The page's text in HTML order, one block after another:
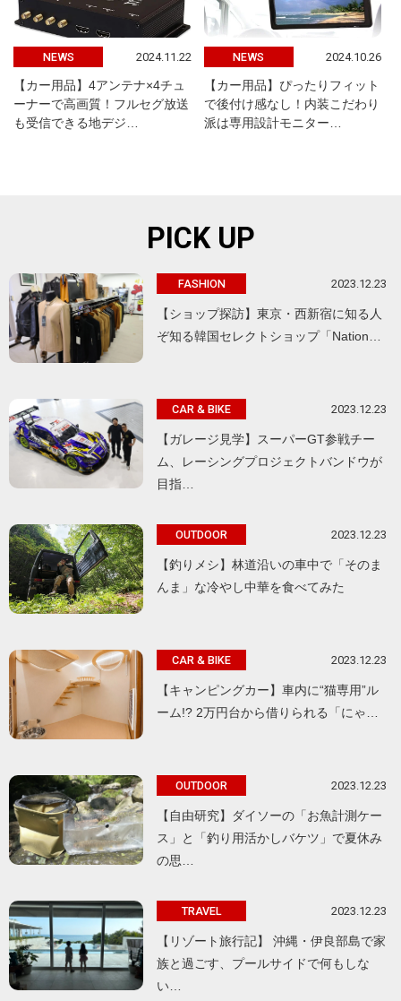
NEWS 2024.11.22
【カー用品】4アンテナ×4チュ
ーナーで高画質！フルセグ放送
も受信できる地デジ…
NEWS 2024.10.26
【カー用品】ぴったりフィット
で後付け感なし！内装こだわり
派は専用設計モニター…
PICK UP
FASHION 2023.12.23
【ショップ探訪】東京・西新宿に知る人
ぞ知る韓国セレクトショップ「Nation…
CAR & BIKE 2023.12.23
【ガレージ見学】スーパーGT参戦チー
ム、レーシングプロジェクトバンドウが
目指…
OUTDOOR 2023.12.23
【釣りメシ】林道沿いの車中で「そのま
んま」な冷やし中華を食べてみた
CAR & BIKE 2023.12.23
【キャンピングカー】車内に“猫専用”ル
ーム!? 2万円台から借りられる「にゃ…
OUTDOOR 2023.12.23
【自由研究】ダイソーの「お魚計測ケー
ス」と「釣り用活かしバケツ」で夏休み
の思…
TRAVEL 2023.12.23
【リゾート旅行記】 沖縄・伊良部島で家
族と過ごす、プールサイドで何もしな
い…